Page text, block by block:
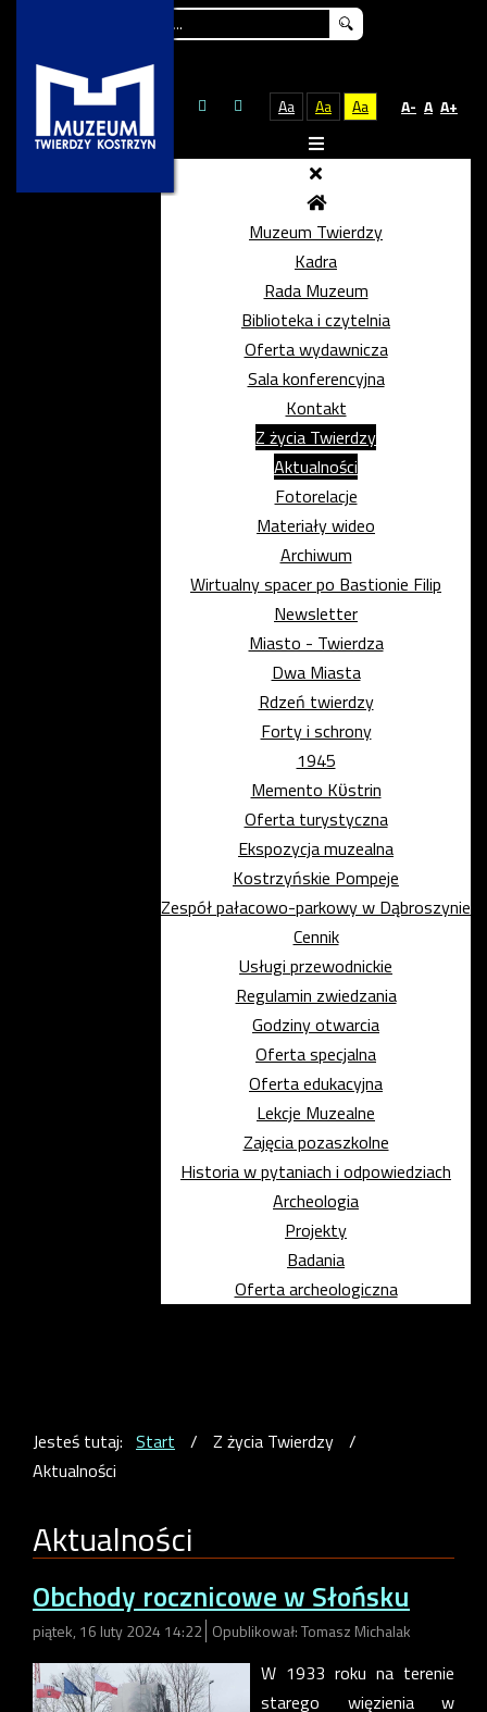
Aa Aa Aa A- A A+
Muzeum Twierdzy
Kadra
Rada Muzeum
Biblioteka i czytelnia
Oferta wydawnicza
Sala konferencyjna
Kontakt
Z życia Twierdzy
Aktualności
Fotorelacje
Materiały wideo
Archiwum
Wirtualny spacer po Bastionie Filip
Newsletter
Miasto - Twierdza
Dwa Miasta
Rdzeń twierdzy
Forty i schrony
1945
Memento Kϋstrin
Oferta turystyczna
Ekspozycja muzealna
Kostrzyńskie Pompeje
Zespół pałacowo-parkowy w Dąbroszynie
Cennik
Usługi przewodnickie
Regulamin zwiedzania
Godziny otwarcia
Oferta specjalna
Oferta edukacyjna
Lekcje Muzealne
Zajęcia pozaszkolne
Historia w pytaniach i odpowiedziach
Archeologia
Projekty
Badania
Oferta archeologiczna
Jesteś tutaj: Start / Z życia Twierdzy /
Aktualności
Aktualności
Obchody rocznicowe w Słońsku
piątek, 16 luty 2024 14:22 Opublikował: Tomasz Michalak
W 1933 roku na terenie
starego więzienia w